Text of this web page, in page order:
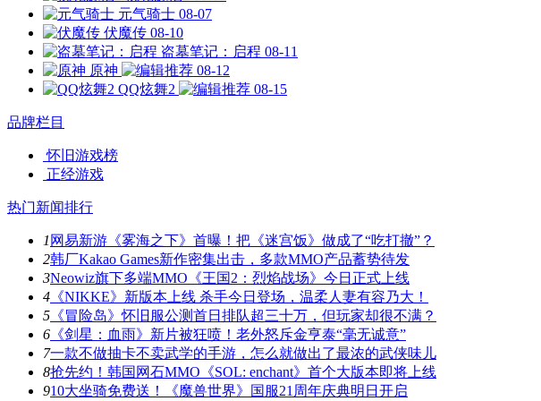
元气骑士 08-07
伏魔传 08-10
盗墓笔记：启程 08-11
原神
08-12
QQ炫舞2
08-15
品牌栏目
怀旧游戏榜
正经游戏
热门新闻排行
1 网易新游《雾海之下》首曝！把《迷宫饭》做成了“吃打撤”？
2韩厂Kakao Games新作密集出击，多款MMO产品蓄势待发
3Neowiz旗下多端MMO《王国2：烈焰战场》今日正式上线
4 《NIKKE》新版本上线 杀手今日登场，温柔人妻有容乃大！
5 《冒险岛》怀旧服公测首日排队超三十万，但玩家却很不满？
6 《剑星：血雨》新片被狂喷！老外怒斥金亨泰“毫无诚意”
7一款不做抽卡不卖武学的手游，怎么就做出了最浓的武侠味儿
8抢先约！韩国网石MMO《SOL: enchant》首个大版本即将上线
910大坐骑免费送！《魔兽世界》国服21周年庆典明日开启